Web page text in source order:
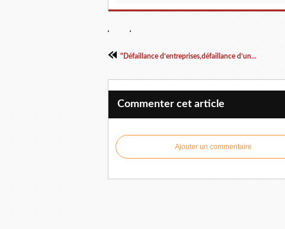
"Défaillance d’entreprises,défaillance d’un...
Commenter cet article
Ajouter un commentaire